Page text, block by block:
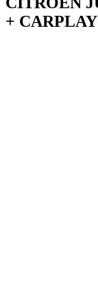
+ CARPLAY